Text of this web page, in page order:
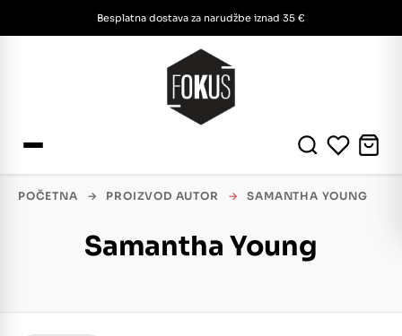
Besplatna dostava za narudžbe iznad 35 €
POČETNA → PROIZVOD AUTOR → SAMANTHA YOUNG
Samantha Young